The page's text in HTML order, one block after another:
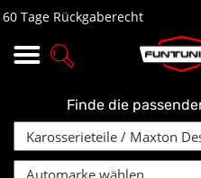
Rückgaberecht
Finde die